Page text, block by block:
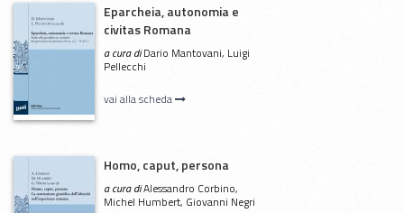
Eparcheia, autonomia e
civitas Romana
a cura diDario Mantovani, Luigi
Pellecchi
vai alla scheda
Homo, caput, persona
a cura diAlessandro Corbino,
Michel Humbert, Giovanni Negri